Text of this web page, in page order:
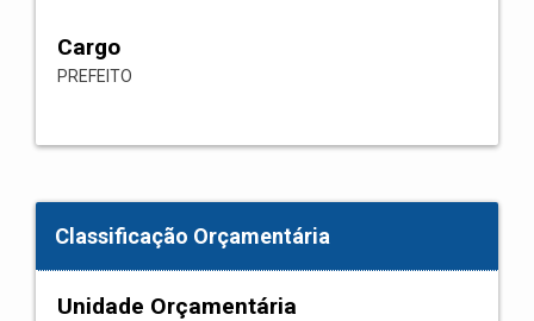
Cargo
PREFEITO
Classificação Orçamentária
Unidade Orçamentária